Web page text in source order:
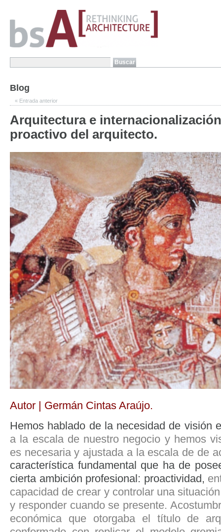
Blog
« Entrada anterior
Arquitectura e
proactivo del arquitecto.
Autor | Germán Cintas Araújo.
Hemos hablado de la necesidad de visión
a la escala de nuestro negocio y hemos
es necesaria y ajustada a la escala de de
característica fundamental que ha de
cierta ambición profesional: proactividad,
capacidad de crear y controlar una
y responder cuando se presente.
económica que otorgaba el título de